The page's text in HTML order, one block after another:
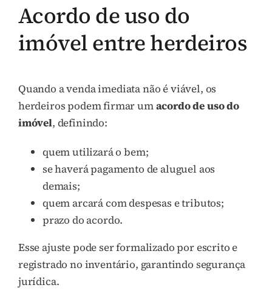
Acordo de uso do
imóvel entre herdeiros
Quando a venda imediata não é viável, os
herdeiros podem firmar umacordo de uso do
imóvel, definindo:
quem utilizará o bem;
se haverá pagamento de aluguel aos
demais;
quem arcará com despesas e tributos;
prazo do acordo.
Esse ajuste pode ser formalizado por escrito e
registrado no inventário, garantindo segurança
jurídica.